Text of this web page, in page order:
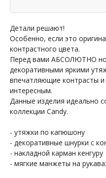
Детали решают!
Особенно, если это
контрастного цвета.
Перед вами АБСОЛЮТНО
декоративными яркими
впечатляющие контрасты
интересным.
Данные изделия идеально
коллекции Candy.
- утяжки по капюшону
- декоративные шнурки с
- накладной карман кенгуру
- мягкие манжеты на